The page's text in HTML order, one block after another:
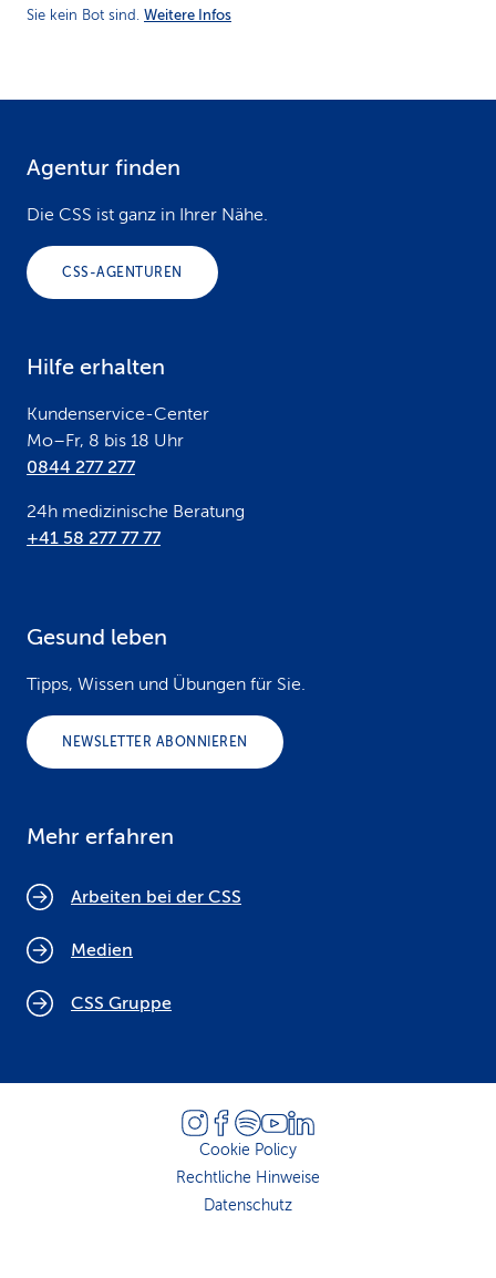
Sie kein Bot sind. Weitere Infos
Agentur finden
Die CSS ist ganz in Ihrer Nähe.
CSS-AGENTUREN
Hilfe erhalten
Kundenservice-Center
Mo–Fr, 8 bis 18 Uhr
0844 277 277
24h medizinische Beratung
+41 58 277 77 77
Gesund leben
Tipps, Wissen und Übungen für Sie.
NEWSLETTER ABONNIEREN
Mehr erfahren
Arbeiten bei der CSS
Medien
CSS Gruppe
Cookie Policy
Rechtliche Hinweise
Datenschutz